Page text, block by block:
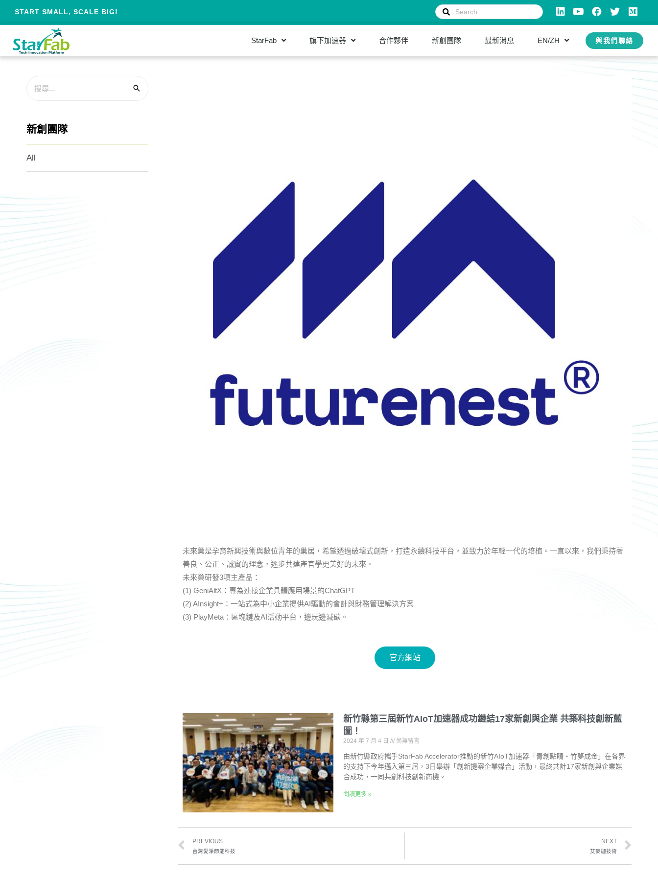
START SMALL, SCALE BIG!
StarFab 旗下加速器 合作夥伴 新創團隊 最新消息 EN/ZH 與我們聯絡
新創團隊
All
未來巢是孕育新興技術與數位青年的巢居，希望透過破壞式創新，打造永續科技平台，並致力於年輕一代的培植。一直以來，我們秉持著
善良、公正、誠實的理念，逐步共建產官學更美好的未來。
未來巢研發3項主產品：
(1) GeniAltX：專為連接企業具體應用場景的ChatGPT
(2) AInsight+：一站式為中小企業提供AI驅動的會計與財務管理解決方案
(3) PlayMeta：區塊鏈及AI活動平台，邊玩邊減碳。
官方網站
新竹縣第三屆新竹AIoT加速器成功鏈結17家新創與企業 共築科技創新藍
圖！
2024 年 7 月 4 日 尚無留言
由新竹縣政府攜手StarFab Accelerator推動的新竹AIoT加速器「青創點睛・竹夢成金」在各界
的支持下今年邁入第三屆，3日舉辦「創新提案企業媒合」活動，最終共計17家新創與企業媒
合成功，一同共創科技創新商機。
閱讀更多 »
PREVIOUS
台灣愛淨節能科技
NEXT
艾麥迦技術